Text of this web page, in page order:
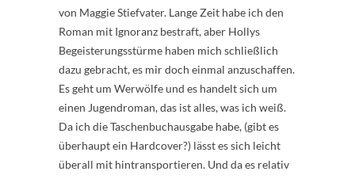
von Maggie Stiefvater. Lange Zeit habe ich den
Roman mit Ignoranz bestraft, aber Hollys
Begeisterungsstürme haben mich schließlich
dazu gebracht, es mir doch einmal anzuschaffen.
Es geht um Werwölfe und es handelt sich um
einen Jugendroman, das ist alles, was ich weiß.
Da ich die Taschenbuchausgabe habe, (gibt es
überhaupt ein Hardcover?) lässt es sich leicht
überall mit hintransportieren. Und da es relativ